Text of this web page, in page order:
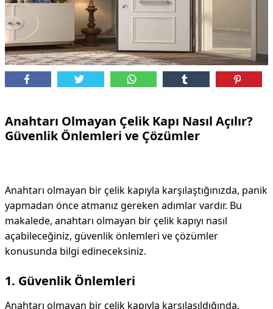
Anahtarı Olmayan Çelik Kapı Nasıl Açılır?
Güvenlik Önlemleri ve Çözümler
Anahtarı olmayan bir çelik kapıyla karşılaştığınızda, panik
yapmadan önce atmanız gereken adımlar vardır. Bu
makalede, anahtarı olmayan bir çelik kapıyı nasıl
açabileceğiniz, güvenlik önlemleri ve çözümler
konusunda bilgi edineceksiniz.
1. Güvenlik Önlemleri
Anahtarı olmayan bir çelik kapıyla karşılaşıldığında,